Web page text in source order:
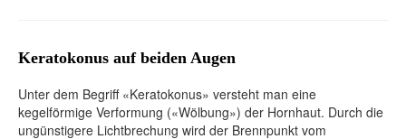
Keratokonus auf beiden Augen
Unter dem Begriff «Keratokonus» versteht man eine
kegelförmige Verformung («Wölbung») der Hornhaut. Durch die
ungünstigere Lichtbrechung wird der Brennpunkt vom